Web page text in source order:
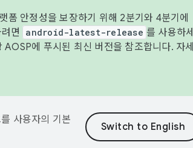
폼 안정성을 보장하기 위해 2분기와 4분기에
면
android-latest-release 를 사용하세
AOSP에 푸시된 최신 버전을 참조합니다. 자세
사용자의 기본